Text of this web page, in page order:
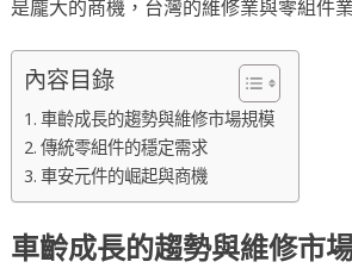
是龐大的商機，台灣的維修業與零組件
內容目錄
車齡成長的趨勢與維修市場規模
傳統零組件的穩定需求
車安元件的崛起與商機
車齡成長的趨勢與維修市